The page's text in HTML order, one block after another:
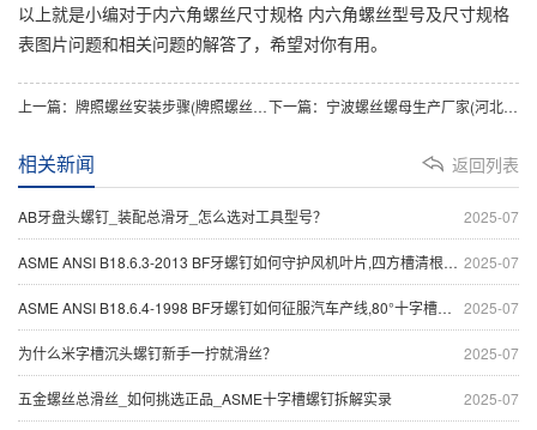
以上就是小编对于内六角螺丝尺寸规格 内六角螺丝型号及尺寸规格
表图片问题和相关问题的解答了，希望对你有用。
上一篇： 牌照螺丝安装步骤(牌照螺丝是多大尺寸的) 下一篇： 宁波螺丝螺母生产厂家(河北螺丝螺母生产厂家)
返回列表
相关新闻
2025-07
AB牙盘头螺钉_装配总滑牙_怎么选对工具型号？
2025-07
ASME ANSI B18.6.3-2013 BF牙螺钉如何守护风机叶片,四方槽清根设计破解振动困局
2025-07
ASME ANSI B18.6.4-1998 BF牙螺钉如何征服汽车产线,80°十字槽半沉头设计暗藏什么破拆玄机
2025-07
为什么米字槽沉头螺钉新手一拧就滑丝？
2025-07
五金螺丝总滑丝_如何挑选正品_ASME十字槽螺钉拆解实录